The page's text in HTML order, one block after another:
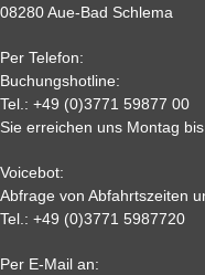
08280 Aue-Bad Schlema
Per Telefon:
Buchungshotline:
Tel.: +49 (0)3771 59877 00
Sie erreichen uns Montag
Voicebot:
Abfrage von Abfahrtszeiten
Tel.: +49 (0)3771 5987720
Per E-Mail an: